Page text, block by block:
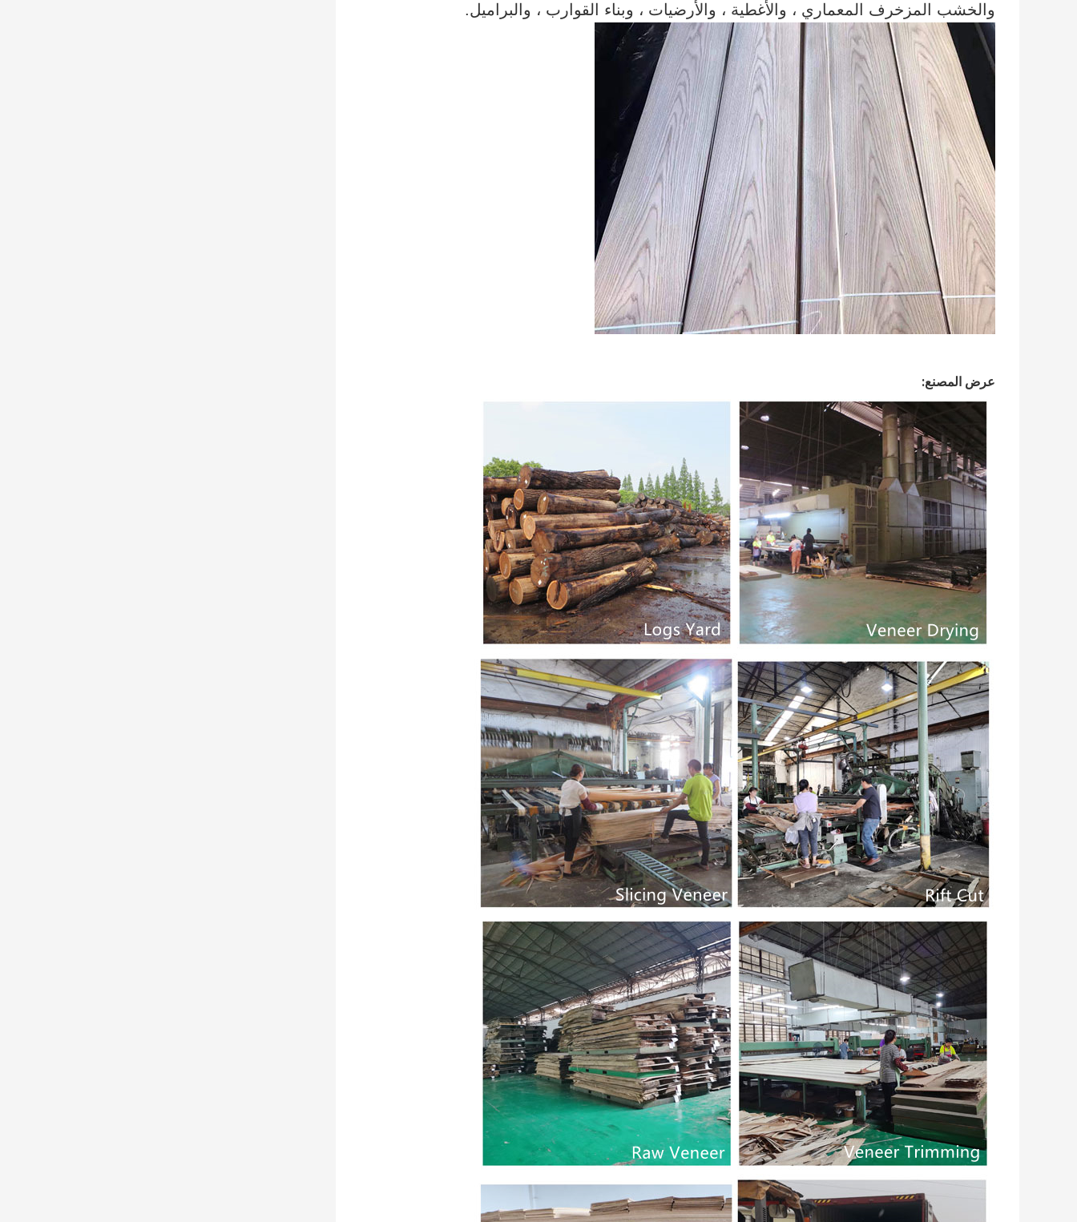
والخشب المزخرف المعماري ، والأغطية ، والأرضيات ، وبناء القوارب ، والبراميل.
عرض المصنع: